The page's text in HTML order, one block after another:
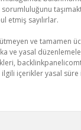
sorumluluğunu
etmiş sayılırlar.
ve tamamen
ve yasal
içerikler yasal